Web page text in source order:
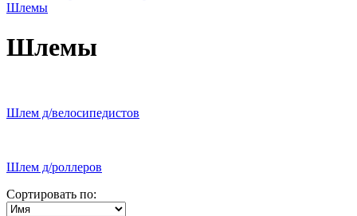
Шлемы
Шлемы
Шлем д/велосипедистов
Шлем д/роллеров
Сортировать по: